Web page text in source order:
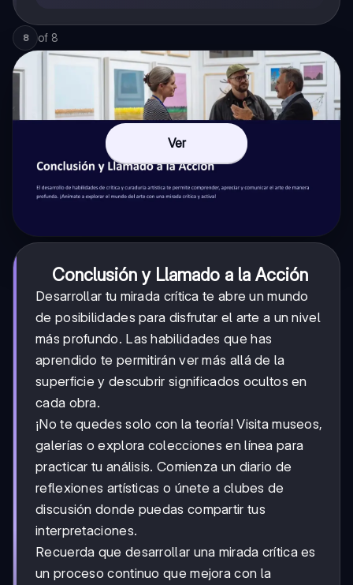
8 of 8
Ver
Conclusión y Llamado a la Acción
Desarrollar tu mirada crítica te abre un mundo
de posibilidades para disfrutar el arte a un nivel
más profundo. Las habilidades que has
aprendido te permitirán ver más allá de la
superficie y descubrir significados ocultos en
cada obra.
¡No te quedes solo con la teoría! Visita museos,
galerías o explora colecciones en línea para
practicar tu análisis. Comienza un diario de
reflexiones artísticas o únete a clubes de
discusión donde puedas compartir tus
interpretaciones.
Recuerda que desarrollar una mirada crítica es
un proceso continuo que mejora con la